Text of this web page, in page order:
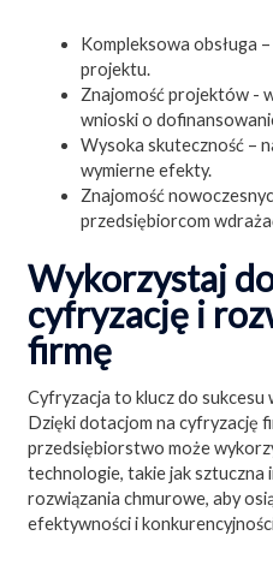
Kompleksowa obsługa
projektu.
Znajomość projektów -
wnioski o
Wysoka skuteczność –
wymierne efekty.
Znajomość
przedsiębiorcom
Wykorzystaj
cyfryzację i
firmę
Cyfryzacja to klucz do sukcesu
Dzięki dotacjom na cyfryzację
przedsiębiorstwo może
technologie, takie jak sztuczna
rozwiązania chmurowe, aby
efektywności i